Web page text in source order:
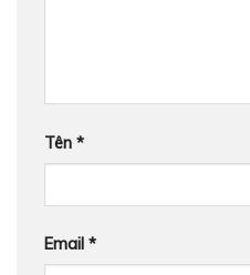
Tên *
Email *